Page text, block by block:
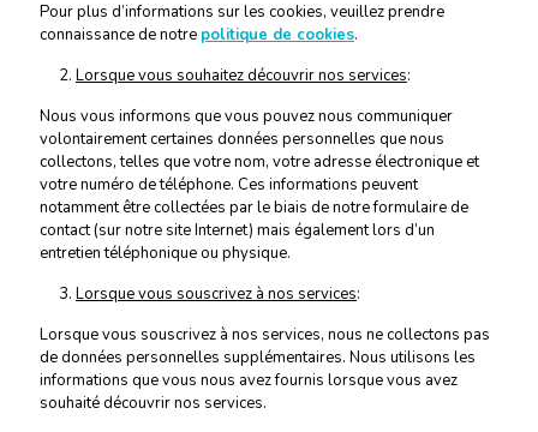
Pour plus d’informations sur les cookies, veuillez prendre
connaissance de notre politique de cookies.
Lorsque vous souhaitez découvrir nos services:
Nous vous informons que vous pouvez nous communiquer
volontairement certaines données personnelles que nous
collectons, telles que votre nom, votre adresse électronique et
votre numéro de téléphone. Ces informations peuvent
notamment être collectées par le biais de notre formulaire de
contact (sur notre site Internet) mais également lors d’un
entretien téléphonique ou physique.
Lorsque vous souscrivez à nos services:
Lorsque vous souscrivez à nos services, nous ne collectons pas
de données personnelles supplémentaires. Nous utilisons les
informations que vous nous avez fournis lorsque vous avez
souhaité découvrir nos services.